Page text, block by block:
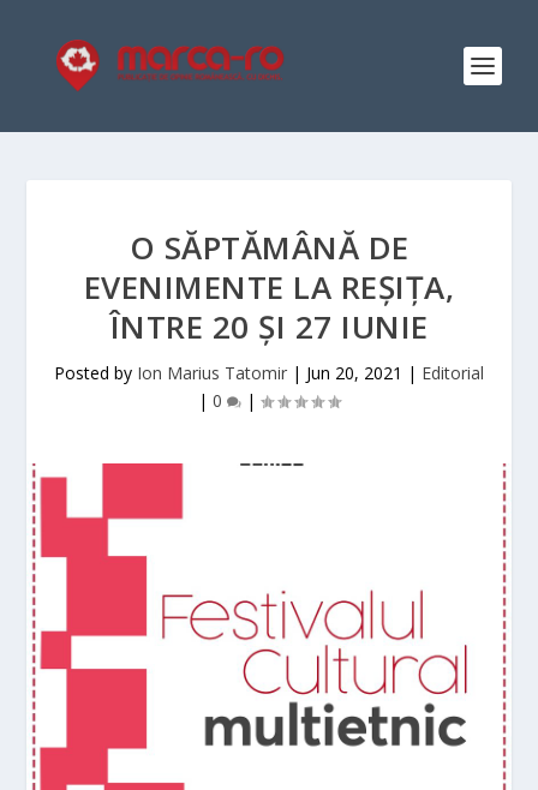
O SĂPTĂMÂNĂ DE
EVENIMENTE LA REȘIȚA,
ÎNTRE 20 ȘI 27 IUNIE
Posted by Ion Marius Tatomir | Jun 20, 2021 | Editorial
| 0 |